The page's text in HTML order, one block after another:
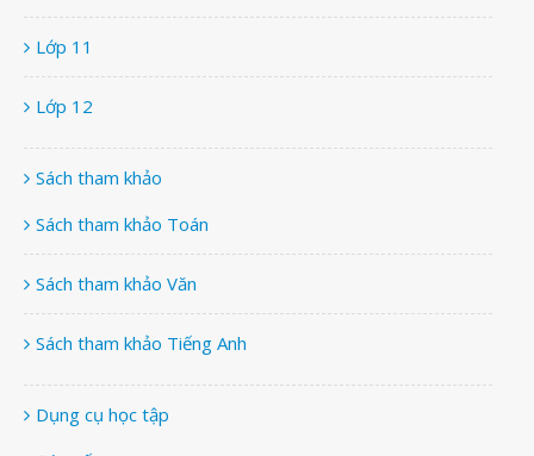
Lớp 11
Lớp 12
Sách tham khảo
Sách tham khảo Toán
Sách tham khảo Văn
Sách tham khảo Tiếng Anh
Dụng cụ học tập